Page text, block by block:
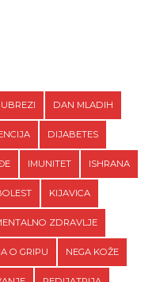
DAN MLADIH
DIJABETES
IMUNITET ISHRANA
KIJAVICA
ZDRAVLJE
O GRIPU NEGA KOŽE